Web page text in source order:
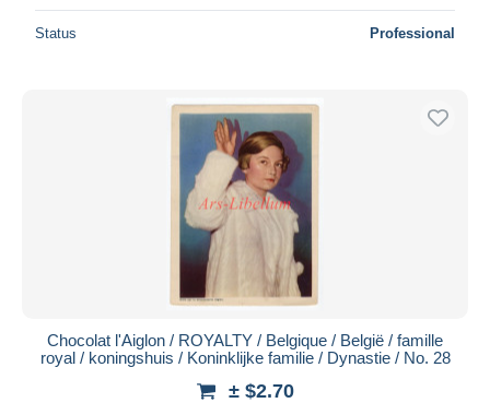
Status Professional
Chocolat l'Aiglon / ROYALTY / Belgique / België / famille
royal / koningshuis / Koninklijke familie / Dynastie / No. 28
± $2.70